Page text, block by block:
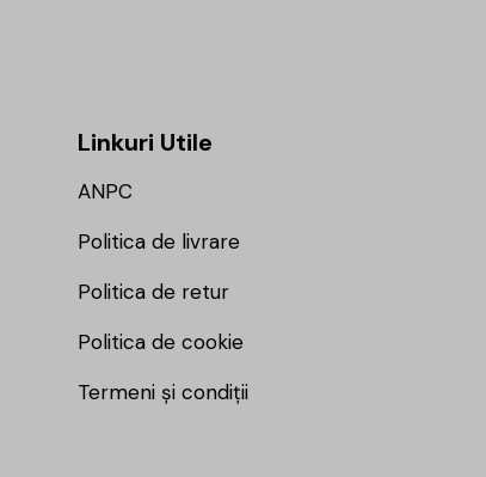
Linkuri Utile
ANPC
Politica de livrare
Politica de retur
Politica de cookie
Termeni și condiții